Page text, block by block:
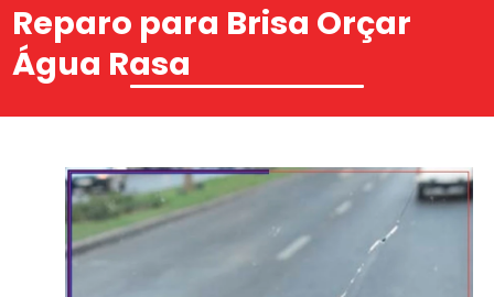
Reparo para Brisa Orçar
Água Rasa